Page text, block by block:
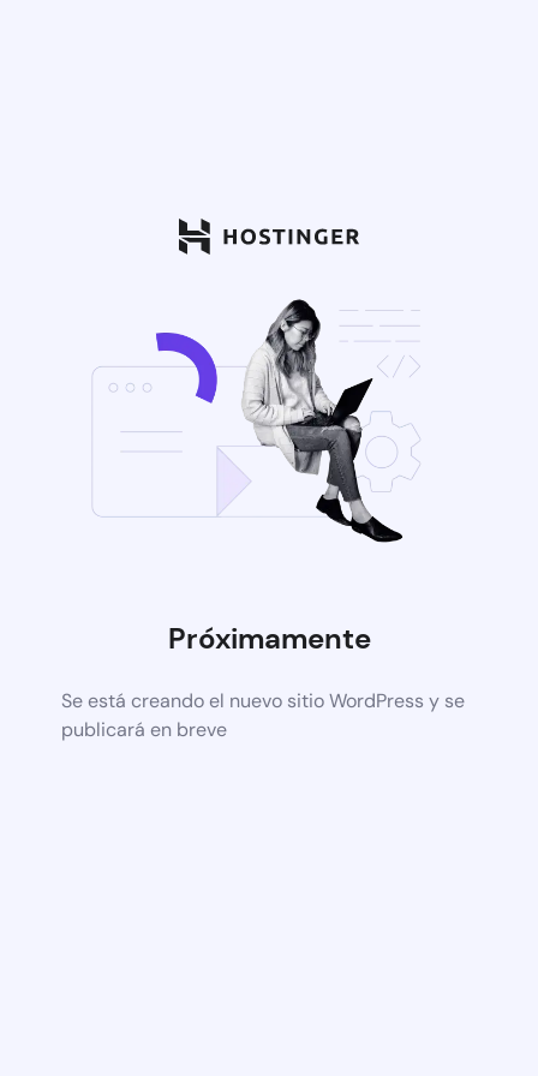
Próximamente
Se está creando el nuevo sitio WordPress y se
publicará en breve